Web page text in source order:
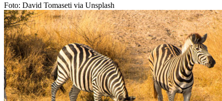
Foto: David Tomaseti via Unsplash